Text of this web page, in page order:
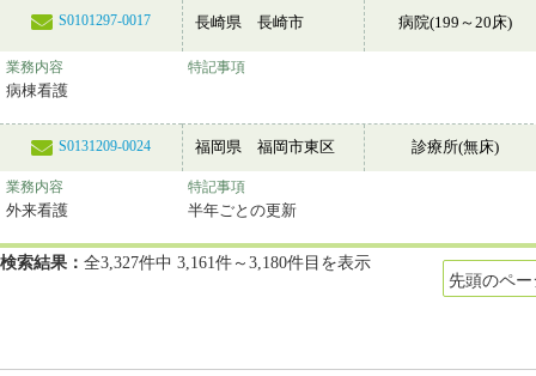
S0101297-0017 長崎県 長崎市 病院(199～20床)
業務内容
病棟看護
特記事項
S0131209-0024 福岡県 福岡市東区 診療所(無床)
業務内容
外来看護
特記事項
半年ごとの更新
検索結果： 全3,327件中 3,161件～3,180件目を表示
先頭のペー